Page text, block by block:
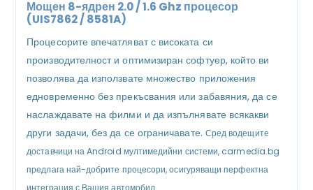
Мощен 8-ядрен 2.0 / 1.6 Ghz процесор
(UIS7862 / 8581A)
Процесорите впечатляват с високата си
производителност и оптимизиран софтуер, който ви
позволява да използвате множество приложения
едновременно без прекъсвания или забавяния, да се
наслаждавате на филми и да изпълнявате всякакви
други задачи, без да се ограничавате. Сред водещите
доставчици на Android мултимедийни системи, carmedia.bg
предлага най-добрите процесори, осигуряващи перфектна